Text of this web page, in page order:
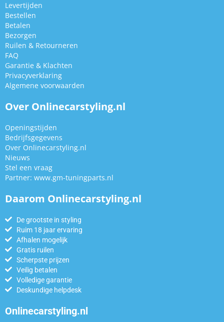
Levertijden
Bestellen
Betalen
Bezorgen
Ruilen & Retourneren
FAQ
Garantie & Klachten
Privacyverklaring
Algemene voorwaarden
Over Onlinecarstyling.nl
Openingstijden
Bedrijfsgegevens
Over Onlinecarstyling.nl
Nieuws
Stel een vraag
Partner: www.gm-tuningparts.nl
Daarom Onlinecarstyling.nl
De grootste in styling
Ruim 18 jaar ervaring
Afhalen mogelijk
Gratis ruilen
Scherpste prijzen
Veilig betalen
Volledige garantie
Deskundige helpdesk
Onlinecarstyling.nl